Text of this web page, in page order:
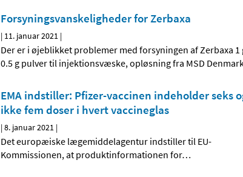
Forsyningsvanskeligheder for Zerbaxa
| 11. januar 2021 |
Der er i øjeblikket problemer med forsyningen af Zerbaxa 1
0.5 g pulver til injektionsvæske, opløsning fra MSD
EMA indstiller: Pfizer-vaccinen indeholder seks
ikke fem doser i hvert vaccineglas
|8. januar 2021 |
Det europæiske lægemiddelagentur indstiller til EU-
Kommissionen, at produktinformationen for…